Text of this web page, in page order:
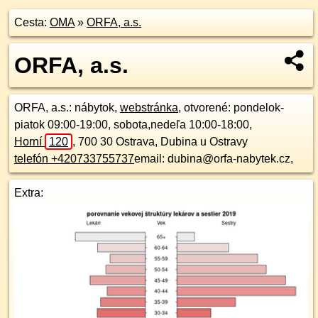
Cesta: OMA» ORFA, a.s.
ORFA, a.s.
ORFA, a.s.: nábytok, webstránka, otvorené: pondelok-
piatok 09:00-19:00, sobota,nedeľa 10:00-18:00,
Horní
120 , 700 30 Ostrava, Dubina u Ostravy
telefón +420733755737email: dubina@orfa-nabytek.cz,
Extra: